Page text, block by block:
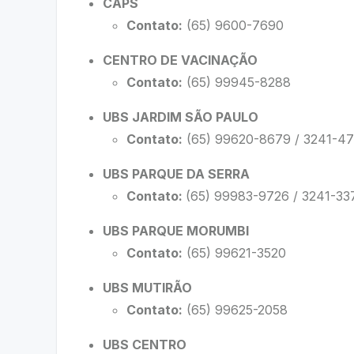
CAPS
Contato: (65) 9600-7690
CENTRO DE VACINAÇÃO
Contato: (65) 99945-8288
UBS JARDIM SÃO PAULO
Contato: (65) 99620-8679 / 3241-
UBS PARQUE DA SERRA
Contato: (65) 99983-9726 / 3241-
UBS PARQUE MORUMBI
Contato: (65) 99621-3520
UBS MUTIRÃO
Contato: (65) 99625-2058
UBS CENTRO